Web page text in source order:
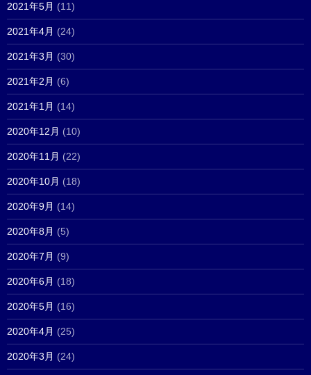
2021年5月 (11)
2021年4月 (24)
2021年3月 (30)
2021年2月 (6)
2021年1月 (14)
2020年12月 (10)
2020年11月 (22)
2020年10月 (18)
2020年9月 (14)
2020年8月 (5)
2020年7月 (9)
2020年6月 (18)
2020年5月 (16)
2020年4月 (25)
2020年3月 (24)